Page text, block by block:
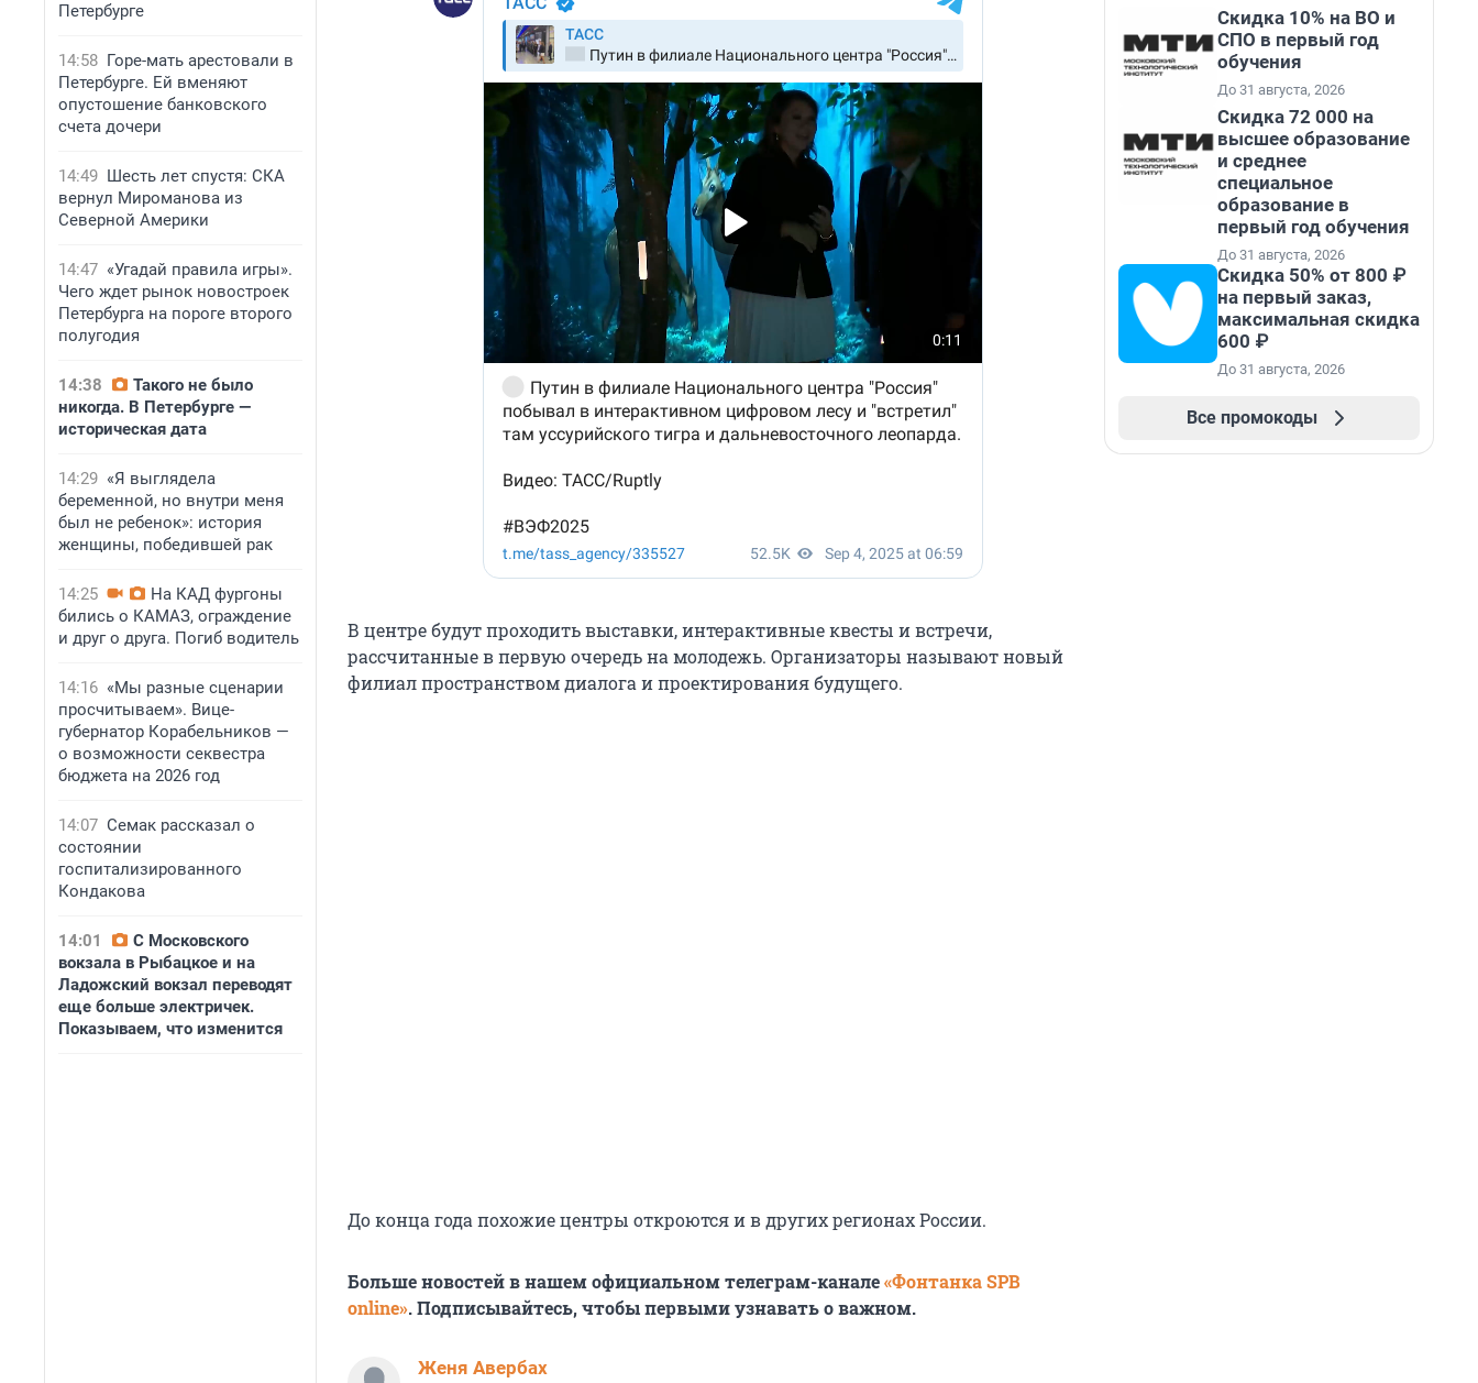
Петербурге
14:58 Горе-мать арестовали в
Петербурге. Ей вменяют
опустошение банковского
счета дочери
14:49 Шесть лет спустя: СКА
вернул Мироманова из
Северной Америки
14:47 «Угадай правила игры».
Чего ждет рынок новостроек
Петербурга на пороге второго
полугодия
14:38
Такого не было
никогда. В Петербурге —
историческая дата
14:29 «Я выглядела
беременной, но внутри меня
был не ребенок»: история
женщины, победившей рак
14:25
На КАД фургоны
бились о КАМАЗ, ограждение
и друг о друга. Погиб водитель
14:16 «Мы разные сценарии
просчитываем». Вице-
губернатор Корабельников —
о возможности секвестра
бюджета на 2026 год
14:07 Семак рассказал о
состоянии
госпитализированного
Кондакова
14:01
С Московского
вокзала в Рыбацкое и на
Ладожский вокзал переводят
еще больше электричек.
Показываем, что изменится
В центре будут проходить выставки, интерактивные квесты и встречи,
рассчитанные в первую очередь на молодежь. Организаторы называют новый
филиал пространством диалога и проектирования будущего.
До конца года похожие центры откроются и в других регионах России.
Больше новостей в нашем официальном телеграм-канале«Фонтанка SPB
online». Подписывайтесь, чтобы первыми узнавать о важном.
Женя Авербах
Скидка 10% на ВО и
СПО в первый год
обучения
До 31 августа, 2026
Скидка 72 000 на
высшее образование
и среднее
специальное
образование в
первый год обучения
До 31 августа, 2026
Скидка 50% от 800 ₽
на первый заказ,
максимальная скидка
600 ₽
До 31 августа, 2026
Все промокоды